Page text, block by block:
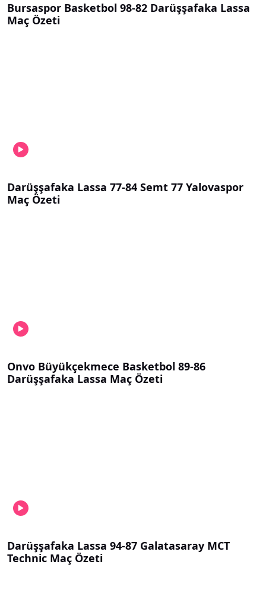
Bursaspor Basketbol 98-82 Darüşşafaka Lassa
Maç Özeti
Darüşşafaka Lassa 77-84 Semt 77 Yalovaspor
Maç Özeti
Onvo Büyükçekmece Basketbol 89-86
Darüşşafaka Lassa Maç Özeti
Darüşşafaka Lassa 94-87 Galatasaray MCT
Technic Maç Özeti